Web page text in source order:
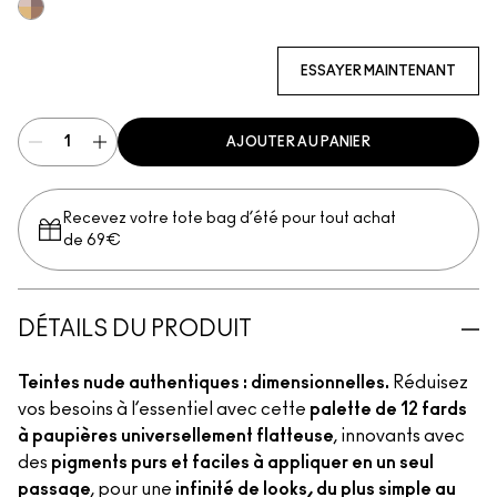
ESSAYER MAINTENANT
AJOUTER AU PANIER
Recevez votre tote bag d’été pour tout achat
de 69€
DÉTAILS DU PRODUIT
Teintes nude authentiques : dimensionnelles. Réduisez
vos besoins à l’essentiel avec cette palette de 12 fards
à paupières universellement flatteuse, innovants avec
des pigments purs et faciles à appliquer en un seul
passage, pour une infinité de looks, du plus simple au